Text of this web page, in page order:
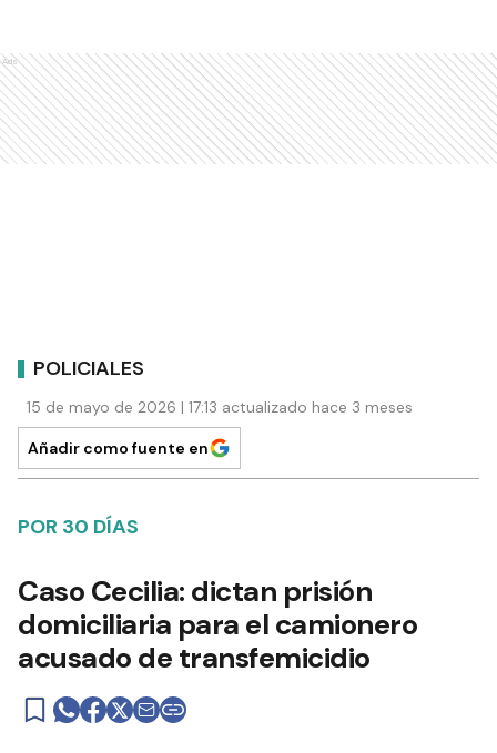
Ads
POLICIALES
15 de mayo de 2026 | 17:13 actualizado hace 3 meses
Añadir como fuente en
POR 30 DÍAS
Caso Cecilia: dictan prisión
domiciliaria para el camionero
acusado de transfemicidio